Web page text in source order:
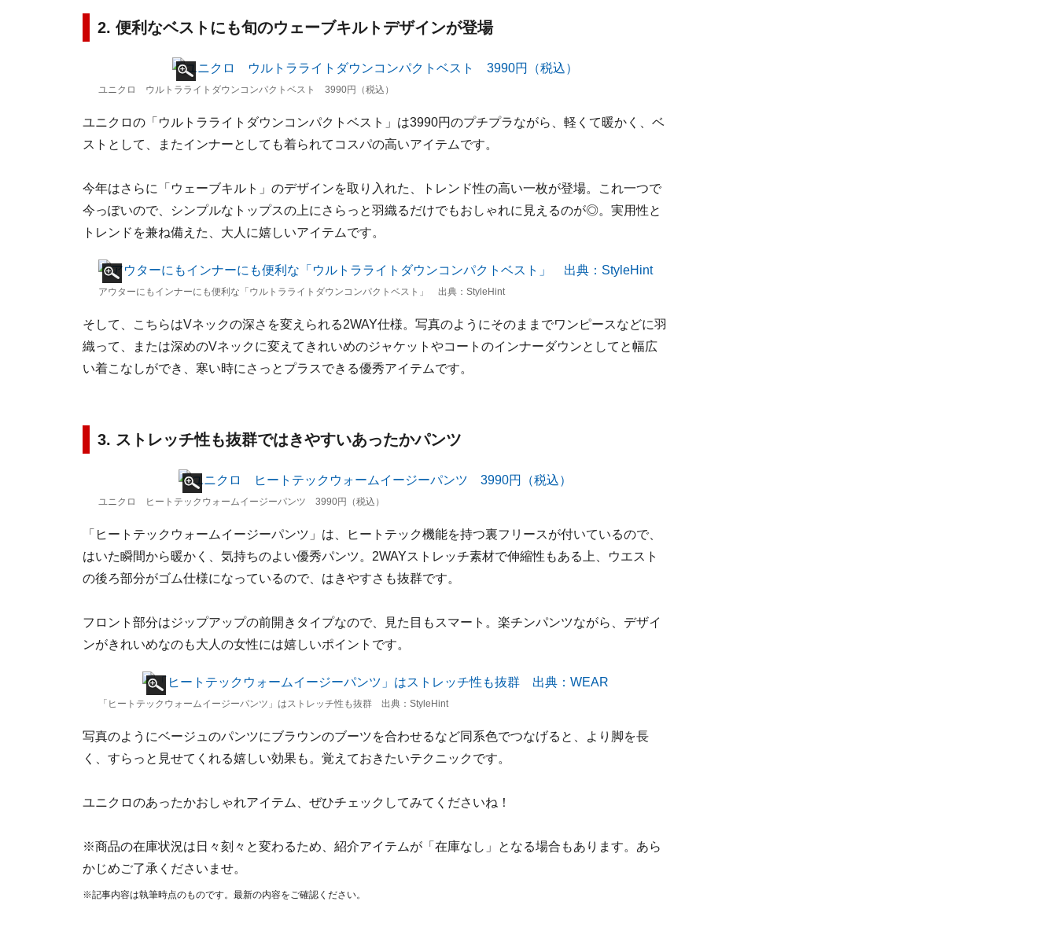
2. 便利なベストにも旬のウェーブキルトデザインが登場
ユニクロ ウルトラライトダウンコンパクトベスト 3990円（税込）
ユニクロの「ウルトラライトダウンコンパクトベスト」は3990円のプチプラながら、軽くて暖かく、ベ
ストとして、またインナーとしても着られてコスパの高いアイテムです。
今年はさらに「ウェーブキルト」のデザインを取り入れた、トレンド性の高い一枚が登場。これ一つで
今っぽいので、シンプルなトップスの上にさらっと羽織るだけでもおしゃれに見えるのが◎。実用性と
トレンドを兼ね備えた、大人に嬉しいアイテムです。
アウターにもインナーにも便利な「ウルトラライトダウンコンパクトベスト」 出典：StyleHint
そして、こちらはVネックの深さを変えられる2WAY仕様。写真のようにそのままでワンピースなどに羽
織って、または深めのVネックに変えてきれいめのジャケットやコートのインナーダウンとしてと幅広
い着こなしができ、寒い時にさっとプラスできる優秀アイテムです。
3. ストレッチ性も抜群ではきやすいあったかパンツ
ユニクロ ヒートテックウォームイージーパンツ 3990円（税込）
「ヒートテックウォームイージーパンツ」は、ヒートテック機能を持つ裏フリースが付いているので、
はいた瞬間から暖かく、気持ちのよい優秀パンツ。2WAYストレッチ素材で伸縮性もある上、ウエスト
の後ろ部分がゴム仕様になっているので、はきやすさも抜群です。
フロント部分はジップアップの前開きタイプなので、見た目もスマート。楽チンパンツながら、デザイ
ンがきれいめなのも大人の女性には嬉しいポイントです。
「ヒートテックウォームイージーパンツ」はストレッチ性も抜群 出典：StyleHint
写真のようにベージュのパンツにブラウンのブーツを合わせるなど同系色でつなげると、より脚を長
く、すらっと見せてくれる嬉しい効果も。覚えておきたいテクニックです。
ユニクロのあったかおしゃれアイテム、ぜひチェックしてみてくださいね！
※商品の在庫状況は日々刻々と変わるため、紹介アイテムが「在庫なし」となる場合もあります。あら
かじめご了承くださいませ。
※記事内容は執筆時点のものです。最新の内容をご確認ください。